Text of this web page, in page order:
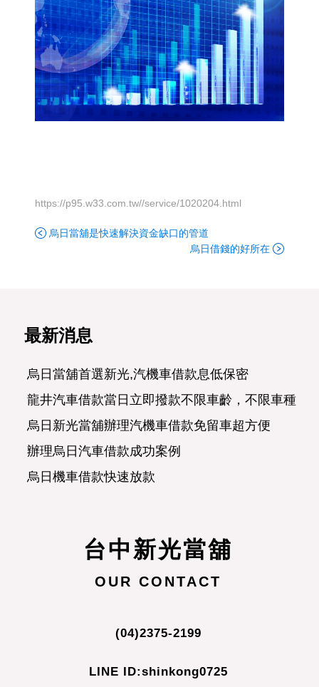
https://p95.w33.com.tw//service/1020204.html
烏日當舖是快速解決資金缺口的管道
烏日借錢的好所在
最新消息
烏日當舖首選新光,汽機車借款息低保密
龍井汽車借款當日立即撥款不限車齡，不限車種，
烏日新光當舖辦理汽機車借款免留車超方便
辦理烏日汽車借款成功案例
烏日機車借款快速放款
合理便民的龍井新光當舖
烏日當舖讓愛車替您週轉
有貸款未繳清機車，可以典當辦理機車借款嗎?
台中新光當舖
OUR CONTACT
(04)2375-2199
LINE ID:shinkong0725